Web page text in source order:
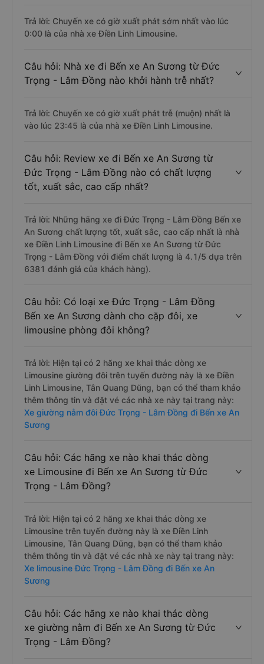
Trả lời: Chuyến xe có giờ xuất phát sớm nhất vào lúc
0:00 là của nhà xe Điền Linh Limousine.
Câu hỏi: Nhà xe đi Bến xe An Sương từ Đức
Trọng - Lâm Đồng nào khởi hành trễ nhất?
Trả lời: Chuyến xe có giờ xuất phát trễ (muộn) nhất là
vào lúc 23:45 là của nhà xe Điền Linh Limousine.
Câu hỏi: Review xe đi Bến xe An Sương từ
Đức Trọng - Lâm Đồng nào có chất lượng
tốt, xuất sắc, cao cấp nhất?
Trả lời: Những hãng xe đi Đức Trọng - Lâm Đồng Bến xe
An Sương chất lượng tốt, xuất sắc, cao cấp nhất là nhà
xe Điền Linh Limousine đi Bến xe An Sương từ Đức
Trọng - Lâm Đồng với điểm chất lượng là 4.1/5 dựa trên
6381 đánh giá của khách hàng).
Câu hỏi: Có loại xe Đức Trọng - Lâm Đồng
Bến xe An Sương dành cho cặp đôi, xe
limousine phòng đôi không?
Trả lời: Hiện tại có 2 hãng xe khai thác dòng xe
Limousine giường đôi trên tuyến đường này là xe Điền
Linh Limousine, Tân Quang Dũng, bạn có thể tham khảo
thêm thông tin và đặt vé các nhà xe này tại trang này:
Xe giường nằm đôi Đức Trọng - Lâm Đồng đi Bến xe An
Sương
Câu hỏi: Các hãng xe nào khai thác dòng
xe Limousine đi Bến xe An Sương từ Đức
Trọng - Lâm Đồng?
Trả lời: Hiện tại có 2 hãng xe khai thác dòng xe
Limousine trên tuyến đường này là xe Điền Linh
Limousine, Tân Quang Dũng, bạn có thể tham khảo
thêm thông tin và đặt vé các nhà xe này tại trang này:
Xe limousine Đức Trọng - Lâm Đồng đi Bến xe An
Sương
Câu hỏi: Các hãng xe nào khai thác dòng
xe giường nằm đi Bến xe An Sương từ Đức
Trọng - Lâm Đồng?